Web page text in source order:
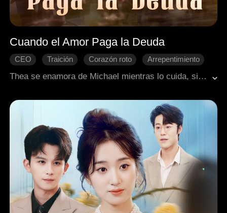
Cuando el Amor Paga la Deuda
CEO Traición Corazón roto
Arrepentimiento
Thea se enamora de Michael mientras lo cuida, sin saber que su relación es solo una cruel apuesta para él. Cuando descubre la verdad y lo deja, Michael se da cuenta de que la ama de verdad. La situación se complica con la prometida de Michael y el hermano adoptivo de Thea, Josh. Tras un accidente que deja a Josh necesitando un trasplante de corazón, Michael toma la decisión final: dona su propio corazón para salvar a su rival, asegurándose de que una parte de él permanezca para siempre junto a la mujer que ama.